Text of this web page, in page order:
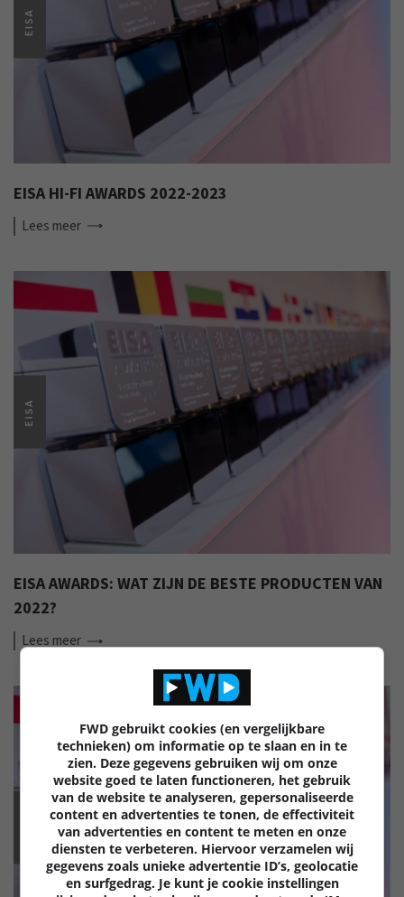
EISA
EISA HI-FI AWARDS 2022-2023
Lees meer
EISA
EISA AWARDS: WAT ZIJN DE BESTE PRODUCTEN VAN
2022?
Lees meer
FWD gebruikt cookies (en vergelijkbare
technieken) om informatie op te slaan en in te
zien. Deze gegevens gebruiken wij om onze
website goed te laten functioneren, het gebruik
van de website te analyseren, gepersonaliseerde
content en advertenties te tonen, de effectiviteit
van advertenties en content te meten en onze
diensten te verbeteren. Hiervoor verzamelen wij
gegevens zoals unieke advertentie ID’s, geolocatie
en surfgedrag. Je kunt je cookie instellingen